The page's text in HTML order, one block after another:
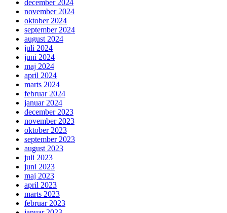
december 2024
november 2024
oktober 2024
september 2024
august 2024
juli 2024
juni 2024
maj 2024
april 2024
marts 2024
februar 2024
januar 2024
december 2023
november 2023
oktober 2023
september 2023
august 2023
juli 2023
juni 2023
maj 2023
april 2023
marts 2023
februar 2023